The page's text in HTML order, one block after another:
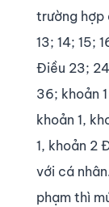
trường hợp
13; 14; 15;
Điều 23;
36; khoản
khoản 1,
1, khoản 2
với cá
phạm thì